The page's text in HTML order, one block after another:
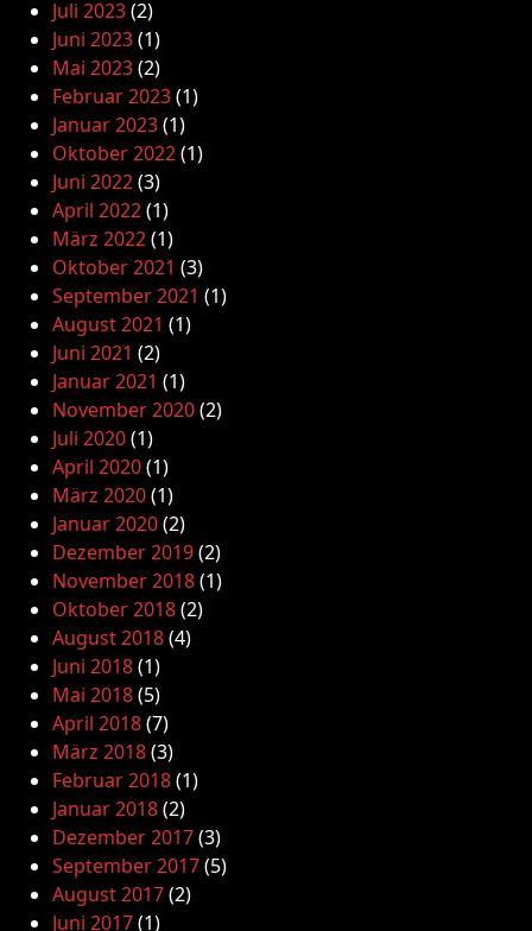
Juli 2023(2)
Juni 2023(1)
Mai 2023(2)
Februar 2023(1)
Januar 2023(1)
Oktober 2022(1)
Juni 2022(3)
April 2022(1)
März 2022(1)
Oktober 2021 (3)
September 2021 (1)
August 2021 (1)
Juni 2021 (2)
Januar 2021 (1)
November 2020(2)
Juli 2020(1)
April 2020(1)
März 2020(1)
Januar 2020(2)
Dezember 2019(2)
November 2018(1)
Oktober 2018(2)
August 2018(4)
Juni 2018(1)
Mai 2018(5)
April 2018(7)
März 2018(3)
Februar 2018(1)
Januar 2018(2)
Dezember 2017(3)
September 2017(5)
August 2017(2)
Juni 2017(1)